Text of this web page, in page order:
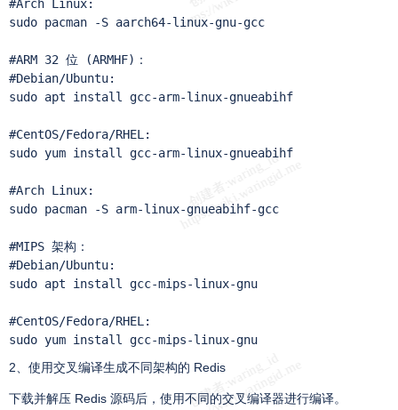
#Arch Linux:
sudo pacman -S aarch64-linux-gnu-gcc
#ARM 32 位 (ARMHF)：
#Debian/Ubuntu:
sudo apt install gcc-arm-linux-gnueabihf
#CentOS/Fedora/RHEL:
sudo yum install gcc-arm-linux-gnueabihf
#Arch Linux:
sudo pacman -S arm-linux-gnueabihf-gcc
#MIPS 架构：
#Debian/Ubuntu:
sudo apt install gcc-mips-linux-gnu
#CentOS/Fedora/RHEL:
sudo yum install gcc-mips-linux-gnu
2、使用交叉编译生成不同架构的 Redis
下载并解压 Redis 源码后，使用不同的交叉编译器进行编译。